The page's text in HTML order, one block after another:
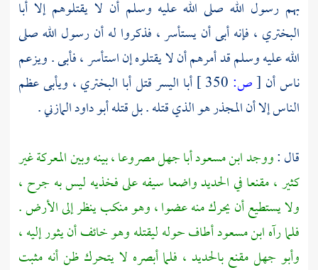
بهم رسول الله صلى الله عليه وسلم أن لا يقتلوهم إلا أبا
البختري ، فإنه أبى أن يستأسر ، فذكروا له أن رسول الله صلى
الله عليه وسلم قد أمرهم أن لا يقتلوه إن استأسر ، فأبى . ويزعم
ناس أن [ص: أبا اليسرقتلأبا البختري ، ويأبى عظم
الناس إلا أنالمجذرهو الذي قتله . بل قتلهأبو داود المازني.
قال :ووجدابن مسعودأبا جهلمصروعا ، بينه وبين المعركة غير
كثير ، مقنعا في الحديد واضعا سيفه على فخذيه ليس به جرح ،
ولا يستطيع أن يحرك منه عضوا ، وهو منكب ينظر إلى الأرض .
فلما رآهابن مسعودأطاف حوله ليقتله وهو خائف أن يثور إليه ،
وأبو جهلمقنع بالحديد ، فلما أبصره لا يتحرك ظن أنه مثبت